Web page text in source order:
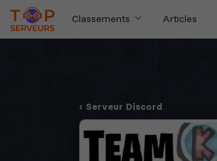
Classements Articles
Serveur Discord